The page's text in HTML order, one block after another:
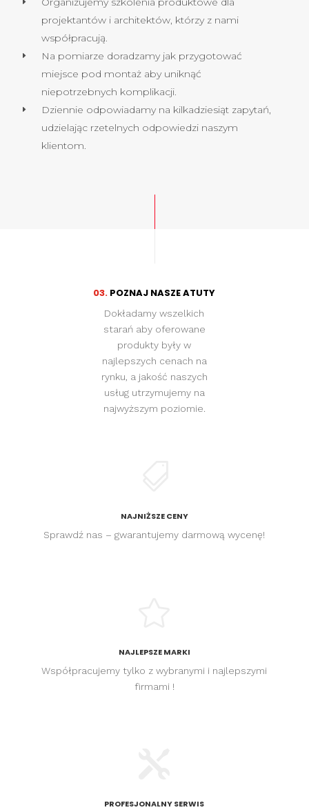
projektantów i architektów, którzy z nami
współpracują.
Na pomiarze doradzamy jak przygotować
miejsce pod montaż aby uniknąć
niepotrzebnych komplikacji.
Dziennie odpowiadamy na kilkadziesiąt zapytań,
udzielając rzetelnych odpowiedzi naszym
klientom.
03. POZNAJ NASZE ATUTY
Dokładamy wszelkich
starań aby oferowane
produkty były w
najlepszych cenach na
rynku, a jakość naszych
usług utrzymujemy na
najwyższym poziomie.
NAJNIŻSZE CENY
Sprawdź nas – gwarantujemy darmową wycenę!
NAJLEPSZE MARKI
Współpracujemy tylko z wybranymi i najlepszymi
firmami !
PROFESJONALNY SERWIS